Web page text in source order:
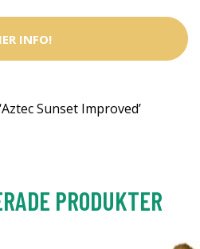
INFO!
Sunset Improved’
PRODUKTER